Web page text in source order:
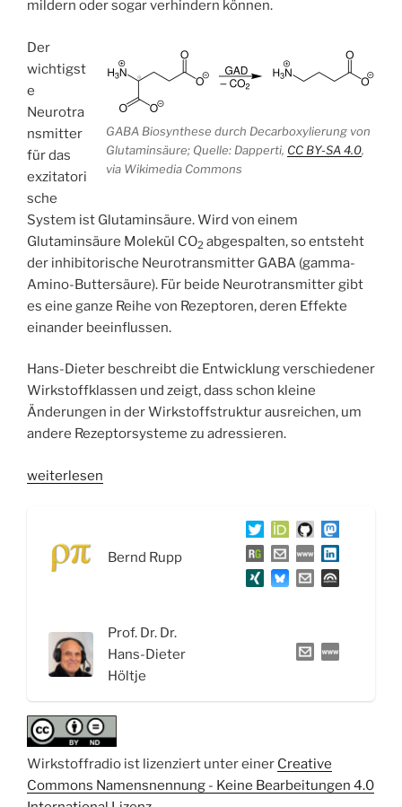
mildern oder sogar verhindern können.
GABA Biosynthese durch Decarboxylierung von
Glutaminsäure; Quelle: Dapperti, CC BY-SA 4.0,
via Wikimedia Commons
Der
wichtigst
e
Neurotra
nsmitter
für das
exzitatori
sche
System ist Glutaminsäure. Wird von einem
Glutaminsäure Molekül CO2 abgespalten, so entsteht
der inhibitorische Neurotransmitter GABA (gamma-
Amino-Buttersäure). Für beide Neurotransmitter gibt
es eine ganze Reihe von Rezeptoren, deren Effekte
einander beeinflussen.
Hans-Dieter beschreibt die Entwicklung verschiedener
Wirkstoffklassen und zeigt, dass schon kleine
Änderungen in der Wirkstoffstruktur ausreichen, um
andere Rezeptorsysteme zu adressieren.
„WSR059
epileptischer
Anfälle“
weiterlesen
Bernd Rupp
Prof. Dr. Dr.
Hans-Dieter
Höltje
Wirkstoffradio ist lizenziert unter einer Creative
Commons Namensnennung - Keine Bearbeitungen 4.0